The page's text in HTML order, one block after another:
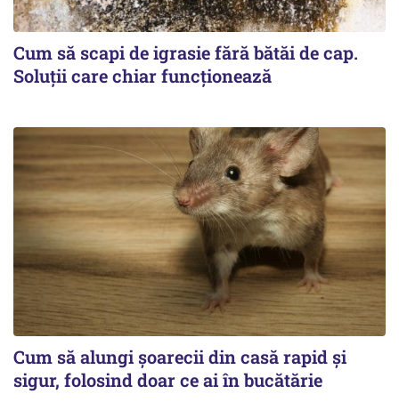
Cum să scapi de igrasie fără bătăi de cap.
Soluții care chiar funcționează
Cum să alungi șoarecii din casă rapid și
sigur, folosind doar ce ai în bucătărie